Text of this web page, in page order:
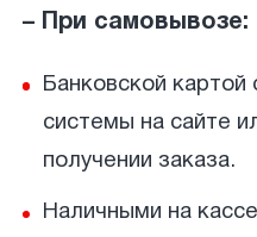
– При самовывозе:
Банковской
системы на сайте
получении заказа.
Наличными на